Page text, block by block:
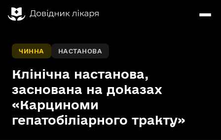
ЧИННА НАСТАНОВА
Клінічна настанова,
заснована на доказах
«Карциноми
гепатобіліарного тракту»